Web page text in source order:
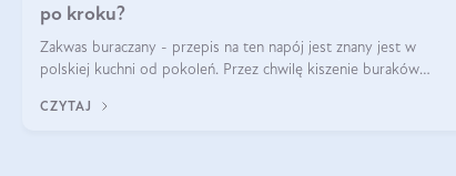
po kroku?
Zakwas buraczany - przepis na ten napój jest znany jest w
polskiej kuchni od pokoleń. Przez chwilę kiszenie buraków
na fali popularności na
CZYTAJ